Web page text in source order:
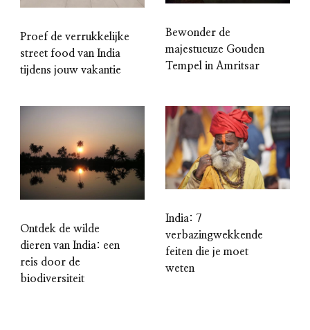
Proef de verrukkelijke
street food van India
tijdens jouw vakantie
Bewonder de
majestueuze Gouden
Tempel in Amritsar
Ontdek de wilde
dieren van India: een
reis door de
biodiversiteit
India: 7
verbazingwekkende
feiten die je moet
weten